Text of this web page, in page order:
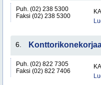
Puh. (02) 238 5300
Faksi (02) 238 5300
6.
Puh. (02) 822 7305
Faksi (02) 822 7406